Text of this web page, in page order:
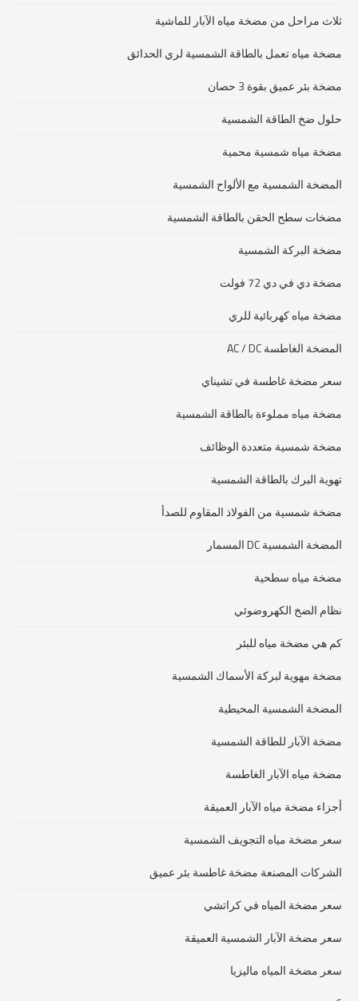
ثلاث مراحل من مضخة مياه الآبار للماشية
مضخة مياه تعمل بالطاقة الشمسية لري الحدائق
مضخة بئر عميق بقوة 3 حصان
حلول ضخ الطاقة الشمسية
مضخة مياه شمسية محمية
المضخة الشمسية مع الألواح الشمسية
مضخات سطح الحقن بالطاقة الشمسية
مضخة البركة الشمسية
مضخة دي في دي 72 فولت
مضخة مياه كهربائية للري
المضخة الغاطسة AC / DC
سعر مضخة غاطسة في تشيناي
مضخة مياه مملوءة بالطاقة الشمسية
مضخة شمسية متعددة الوظائف
تهوية البرك بالطاقة الشمسية
مضخة شمسية من الفولاذ المقاوم للصدأ
المضخة الشمسية DC المسمار
مضخة مياه سطحية
نظام الضخ الكهروضوئي
كم هي مضخة مياه للبئر
مضخة مهوية لبركة الأسماك الشمسية
المضخة الشمسية المحيطية
مضخة الآبار للطاقة الشمسية
مضخة مياه الآبار الغاطسة
أجزاء مضخة مياه الآبار العميقة
سعر مضخة مياه التجويف الشمسية
الشركات المصنعة مضخة غاطسة بئر عميق
سعر مضخة المياه في كراتشي
سعر مضخة الآبار الشمسية العميقة
سعر مضخة المياه ماليزيا